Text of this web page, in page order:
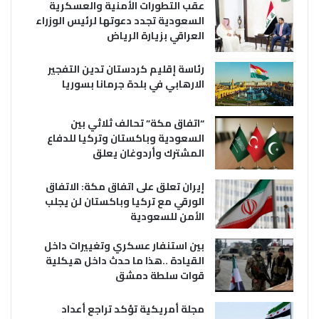
عقب التطورات الأمنية والعسكرية
السعودية تجدد دعوتها لرئيس الوزراء
العراقي بزيارة الرياض
رئاسة إقليم كردستان تدين التفجير
الارهابي في بلدة جرمانا بسوريا
“اتفاق مكة” تحالف ثلاثي بين
السعودية وباكستان وتركيا للدفاع
المشترك وأردوغان يعلق
إيران تعلق على اتفاق مكة: الاتفاق
الورقي مع تركيا وباكستان لن يجلب
الأمن للسعودية
بين استنفار عسكري وتغييرات داخل
القيادة ..هذا ما حدث داخل هيكلية
قوات سلطة دمشق
مجلة أمريكية تؤكد تراجع أعداد